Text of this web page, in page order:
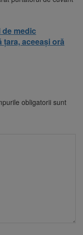
medic
aceeași oră
obligatorii sunt